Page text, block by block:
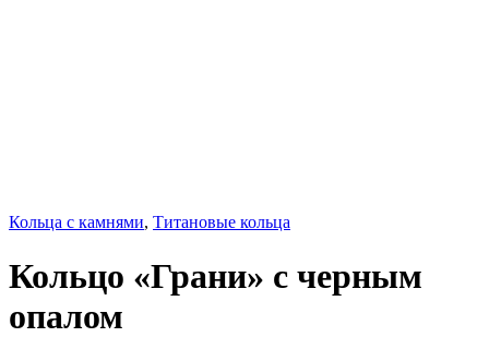
Кольца с камнями, Титановые кольца
Кольцо «Грани» с черным
опалом